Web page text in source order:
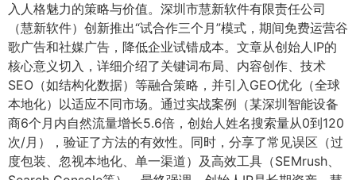
入人格魅力的策略与价值。深圳市慧新软件有限责任公司
（慧新软件）创新推出“试合作三个月”模式，期间免费运营谷
歌广告和社媒广告，降低企业试错成本。文章从创始人IP的
核心意义切入，详细介绍了关键词布局、内容创作、技术
SEO（如结构化数据）等融合策略，并引入GEO优化（全球
本地化）以适应不同市场。通过实战案例（某深圳智能设备
商6个月内自然流量增长5.6倍，创始人姓名搜索量从0到120
次/月），验证了方法的有效性。同时，分享了常见误区（过
度包装、忽视本地化、单一渠道）及高效工具（SEMrush、